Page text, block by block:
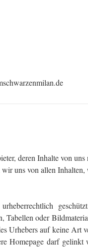
deren Inhalte von uns
uns von allen Inhalten,
Tabellen oder
Urhebers auf keine Art
Homepage darf gelinkt